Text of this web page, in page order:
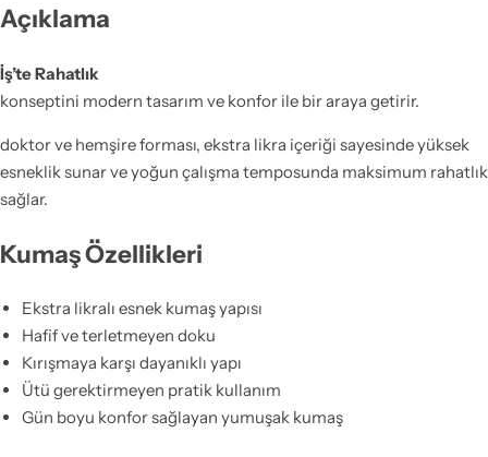
Açıklama
İş’te Rahatlık
konseptini modern tasarım ve konfor ile bir araya getirir.
doktor ve hemşire forması, ekstra likra içeriği sayesinde yüksek
esneklik sunar ve yoğun çalışma temposunda maksimum rahatlık
sağlar.
Kumaş Özellikleri
Ekstra likralı esnek kumaş yapısı
Hafif ve terletmeyen doku
Kırışmaya karşı dayanıklı yapı
Ütü gerektirmeyen pratik kullanım
Gün boyu konfor sağlayan yumuşak kumaş